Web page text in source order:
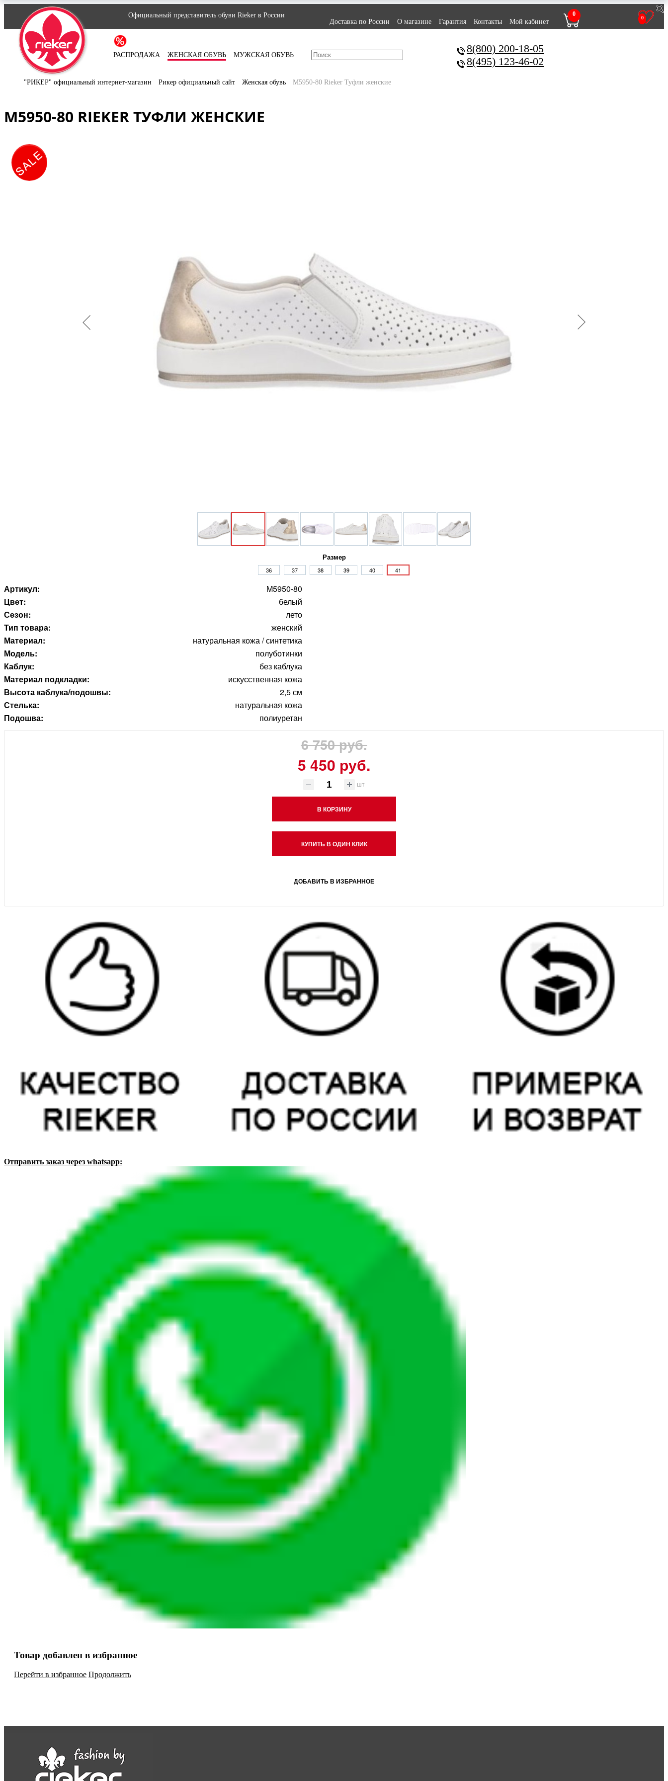
0
0
Официальный представитель обуви Rieker в России
Доставка по России
О магазине Гарантия Контакты Мой кабинет
РАСПРОДАЖА ЖЕНСКАЯ ОБУВЬ МУЖСКАЯ ОБУВЬ
8(800) 200-18-05
8(495) 123-46-02
"РИКЕР" официальный интернет-магазин Рикер официальный сайт Женская обувь M5950-80 Rieker Туфли женские
M5950-80 RIEKER ТУФЛИ ЖЕНСКИЕ
Размер
36 37 38 39 40 41
Артикул:
M5950-80
Цвет:
белый
Сезон:
лето
Тип товара:
женский
Материал:
натуральная кожа / синтетика
Модель:
полуботинки
Каблук:
без каблука
Материал подкладки:
искусственная кожа
Высота каблука/подошвы:
2,5 см
Стелька:
натуральная кожа
Подошва:
полиуретан
6 750 руб.
5 450 руб.
шт
В КОРЗИНУ
КУПИТЬ В ОДИН КЛИК
ДОБАВИТЬ В ИЗБРАННОЕ
Отправить заказ через whatsapp:
Товар добавлен в избранное
Перейти в избранное Продолжить